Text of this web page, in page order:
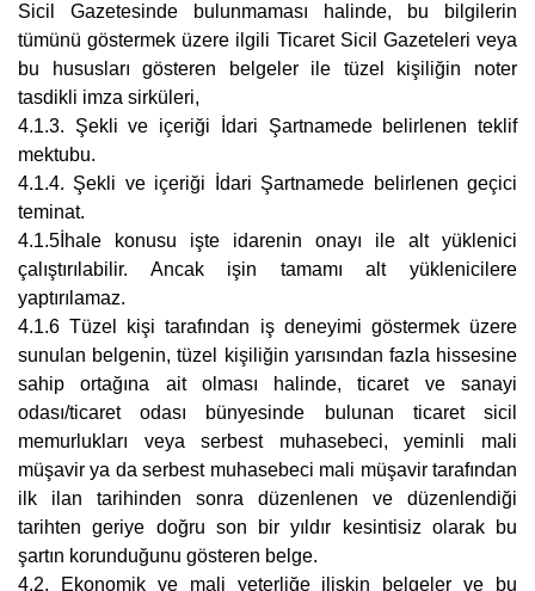
Sicil Gazetesinde bulunmaması halinde, bu bilgilerin
tümünü göstermek üzere ilgili Ticaret Sicil Gazeteleri veya
bu hususları gösteren belgeler ile tüzel kişiliğin noter
tasdikli imza sirküleri,
4.1.3. Şekli ve içeriği İdari Şartnamede belirlenen teklif
mektubu.
4.1.4. Şekli ve içeriği İdari Şartnamede belirlenen geçici
teminat.
4.1.5İhale konusu işte idarenin onayı ile alt yüklenici
çalıştırılabilir. Ancak işin tamamı alt yüklenicilere
yaptırılamaz.
4.1.6 Tüzel kişi tarafından iş deneyimi göstermek üzere
sunulan belgenin, tüzel kişiliğin yarısından fazla hissesine
sahip ortağına ait olması halinde, ticaret ve sanayi
odası/ticaret odası bünyesinde bulunan ticaret sicil
memurlukları veya serbest muhasebeci, yeminli mali
müşavir ya da serbest muhasebeci mali müşavir tarafından
ilk ilan tarihinden sonra düzenlenen ve düzenlendiği
tarihten geriye doğru son bir yıldır kesintisiz olarak bu
şartın korunduğunu gösteren belge.
4.2. Ekonomik ve mali yeterliğe ilişkin belgeler ve bu